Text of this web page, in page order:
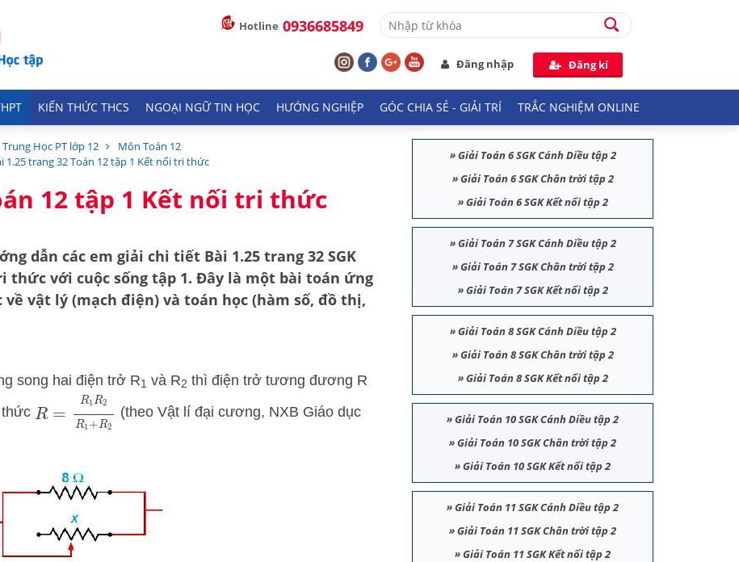
Hotline 0936685849
Đăng nhập Đăng kí
KIẾN THỨC THCS NGOẠI NGỮ TIN HỌC HƯỚNG NGHIỆP GÓC CHIA SẺ - GIẢI TRÍ TRẮC NGHIỆM ONLINE
Trung Học PT lớp 12
Môn Toán 12
1.25 trang 32 Toán 12 tập 1 Kết nối tri thức
12 tập 1 Kết nối tri thức
dẫn các em giải chi tiết Bài 1.25 trang 32 SGK
thức với cuộc sống tập 1. Đây là một bài toán ứng
về vật lý (mạch điện) và toán học (hàm số, đồ thị,
song hai điện trở R1 và R2 thì điện trở tương đương R
R 1R2R 1+R2
(theo Vật lí đại cương, NXB Giáo dục
»Giải Toán 6 SGK Cánh Diều tập 2
»Giải Toán 6 SGK Chân trời tập 2
»Giải Toán 6 SGK Kết nối tập 2
»Giải Toán 7 SGK Cánh Diều tập 2
»Giải Toán 7 SGK Chân trời tập 2
»Giải Toán 7 SGK Kết nối tập 2
»Giải Toán 8 SGK Cánh Diều tập 2
»Giải Toán 8 SGK Chân trời tập 2
»Giải Toán 8 SGK Kết nối tập 2
»Giải Toán 10 SGK Cánh Diều tập 2
»Giải Toán 10 SGK Chân trời tập 2
»Giải Toán 10 SGK Kết nối tập 2
»Giải Toán 11 SGK Cánh Diều tập 2
»Giải Toán 11 SGK Chân trời tập 2
»Giải Toán 11 SGK Kết nối tập 2